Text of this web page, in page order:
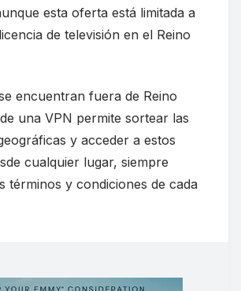
esta oferta está limitada a
de televisión en el Reino
encuentran fuera de Reino
una VPN permite sortear las
y acceder a estos
cualquier lugar, siempre
términos y condiciones de cada